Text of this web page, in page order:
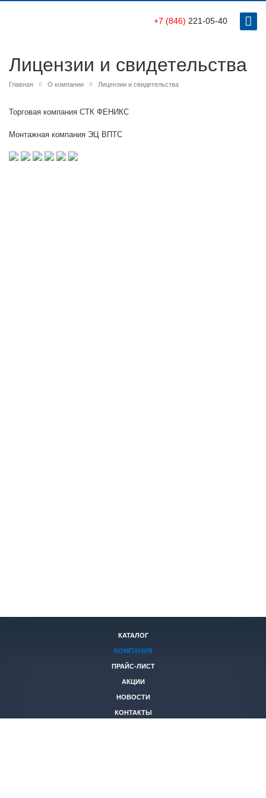
+7 (846) 221-05-40
Лицензии и свидетельства
Главная О компании Лицензии и свидетельства
Торговая компания СТК ФЕНИКС
Монтажная компания ЭЦ ВПТС
КАТАЛОГ
КОМПАНИЯ
ПРАЙС-ЛИСТ
АКЦИИ
НОВОСТИ
КОНТАКТЫ